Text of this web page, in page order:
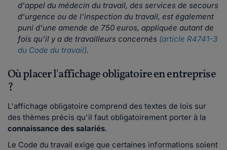
d'appel du médecin du travail, des services de secours
d'urgence ou de l'inspection du travail, est également
puni d'une amende de 750 euros, appliquée autant de
fois qu'il y a de travailleurs concernés (article R4741-3
du Code du travail).
Où placer l'affichage obligatoire en entreprise
?
L'affichage obligatoire comprend des textes de lois sur
des thèmes précis qu'il faut obligatoirement porter à la
connaissance des salariés.
Le Code du travail exige que certaines informations soient